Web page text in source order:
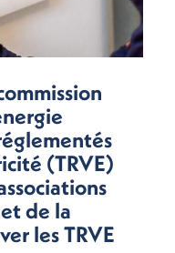
(TRVE)
de la
les TRVE